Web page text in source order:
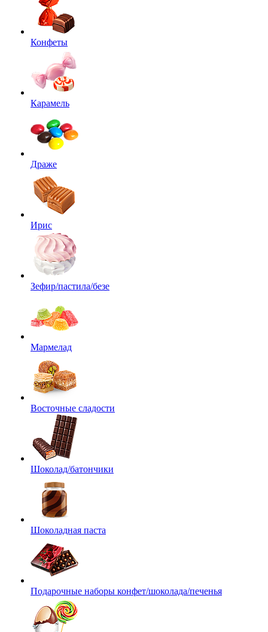
Конфеты
Карамель
Драже
Ирис
Зефир/пастила/безе
Мармелад
Восточные сладости
Шоколад/батончики
Шоколадная паста
Подарочные наборы конфет/шоколада/печенья